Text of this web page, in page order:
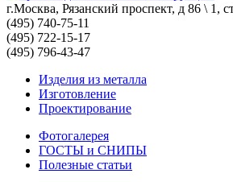
г.Москва, Рязанский проспект, д 86 \ 1,
(495) 740-75-11
(495) 722-15-17
(495) 796-43-47
Изделия из металла
Изготовление
Проектирование
Фотогалерея
ГОСТЫ и СНИПЫ
Полезные статьи